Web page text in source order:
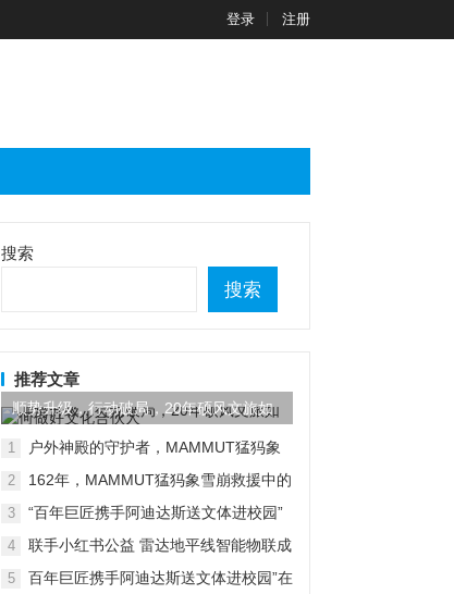
登录 注册
搜索
搜索
推荐文章
顺势升级，行动破局，20年硕风文旅如
何做好文化合伙人
1
户外神殿的守护者，MAMMUT猛犸象
2
162年，MAMMUT猛犸象雪崩救援中的
3
“百年巨匠携手阿迪达斯送文体进校园”
4
联手小红书公益 雷达地平线智能物联成
5
百年巨匠携手阿迪达斯送文体进校园”在